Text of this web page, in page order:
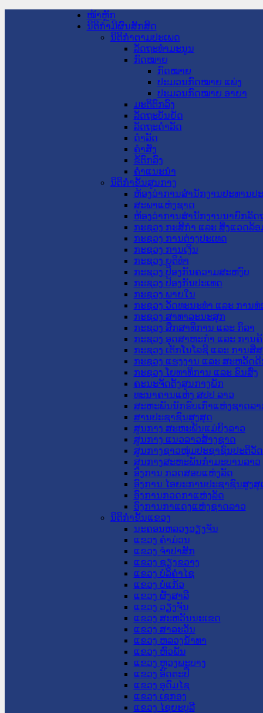
ໜ້າຫຼັກ
ນິຕິກໍາມີຜົນສັກສິດ
ນິຕິກໍາຕາມປະເພດ
ລັດຖະທໍາມະນູນ
ກົດໝາຍ
ກົດໝາຍ
ປະມວນກົດໝາຍ ແພ່ງ
ປະມວນກົດໝາຍ ອາຍາ
ມະຕິຕົກລົງ
ລັດຖະບັນຍັດ
ລັດຖະດໍາລັດ
ດໍາລັດ
ຄໍາສັ່ງ
ຂໍ້ຕົກລົງ
ຄໍາແນະນໍາ
ນິຕິກໍາຂັ້ນສູນກາງ
ຫ້ອງວ່າການສໍານັກງານປະທານປ
ສະພາແຫ່ງຊາດ
ຫ້ອງວ່າການສຳນັກງານນາຍົກລັດ
ກະຊວງ ກະສິກຳ ແລະ ສິ່ງແວດລ້ອ
ກະຊວງ ການຕ່າງປະເທດ
ກະຊວງ ການເງິນ
ກະຊວງ ຍຸຕິທໍາ
ກະຊວງ ປ້ອງກັນຄວາມສະຫງົບ
ກະຊວງ ປ້ອງກັນປະເທດ
ກະຊວງ ພາຍໃນ
ກະຊວງ ວັດທະນະທຳ ແລະ ການທ່
ກະຊວງ ສາທາລະນະສຸກ
ກະຊວງ ສຶກສາທິການ ແລະ ກິລາ
ກະຊວງ ອຸດສາຫະກຳ ແລະ ການຄ້
ກະຊວງ ເຕັກໂນໂລຊີ ແລະ ການສື່
ກະຊວງ ແຮງງານ ແລະ ສະຫວັດ
ກະຊວງ ໂຍທາທິການ ແລະ ຂົນສົ່ງ
ຄະນະຈັດຕັ້ງສູນກາງພັກ
ທະນາຄານແຫ່ງ ສປປ ລາວ
ສະຫະພັນນັກຮົບເກົ່າແຫ່ງຊາດລາ
ສານປະຊາຊົນສູງສຸດ
ສູນກາງ ສະຫະພັນແມ່ຍິງລາວ
ສູນກາງ ແນວລາວສ້າງຊາດ
ສູນກາງຊາວໜຸ່ມປະຊາຊົນປະຕິວັ
ສູນກາງສະຫະພັນກຳມະບານລາວ
ອົງການ ກວດສອບແຫ່ງລັດ
ອົງການ ໄອຍະການປະຊາຊົນສູງສຸ
ອົງການກວດກາແຫ່ງລັດ
ອົງການກາແດງແຫ່ງຊາດລາວ
ນິຕິກໍາຂັ້ນແຂວງ
ນະ​ຄອນ​ຫລວງວຽງຈັນ
ແຂວງ ຄໍາມ່ວນ
ແຂວງ ຈໍາປາສັກ
ແຂວງ ຊຽງຂວາງ
ແຂວງ ບໍລິຄໍາໄຊ
ແຂວງ ບໍ່ແກ້ວ
ແຂວງ ຜົ້ງສາລີ
ແຂວງ ວຽງຈັນ
ແຂວງ ສະຫວັນນະເຂດ
ແຂວງ ສາລະວັນ
ແຂວງ ຫລວງນໍ້າທາ
ແຂວງ ຫົວພັນ
ແຂວງ ຫຼວງພະບາງ
ແຂວງ ອັດຕະປື
ແຂວງ ອຸດົມໄຊ
ແຂວງ ເຊກອງ
ແຂວງ ໄຊຍະບູລີ